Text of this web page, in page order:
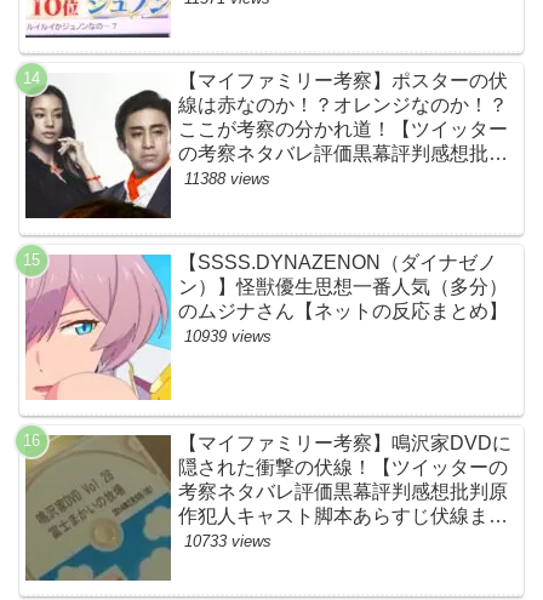
【マイファミリー考察】ポスターの伏
線は赤なのか！？オレンジなのか！？
ここが考察の分かれ道！【ツイッター
の考察ネタバレ評価黒幕評判感想批判
原作犯人キャスト脚本あらすじ伏線ま
11388 views
【SSSS.DYNAZENON（ダイナゼノ
ン）】怪獣優生思想一番人気（多分）
のムジナさん【ネットの反応まとめ】
10939 views
【マイファミリー考察】鳴沢家DVDに
隠された衝撃の伏線！【ツイッターの
考察ネタバレ評価黒幕評判感想批判原
作犯人キャスト脚本あらすじ伏線まと
め】
10733 views